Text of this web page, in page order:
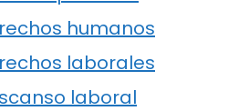
humanos
laborales
laboral